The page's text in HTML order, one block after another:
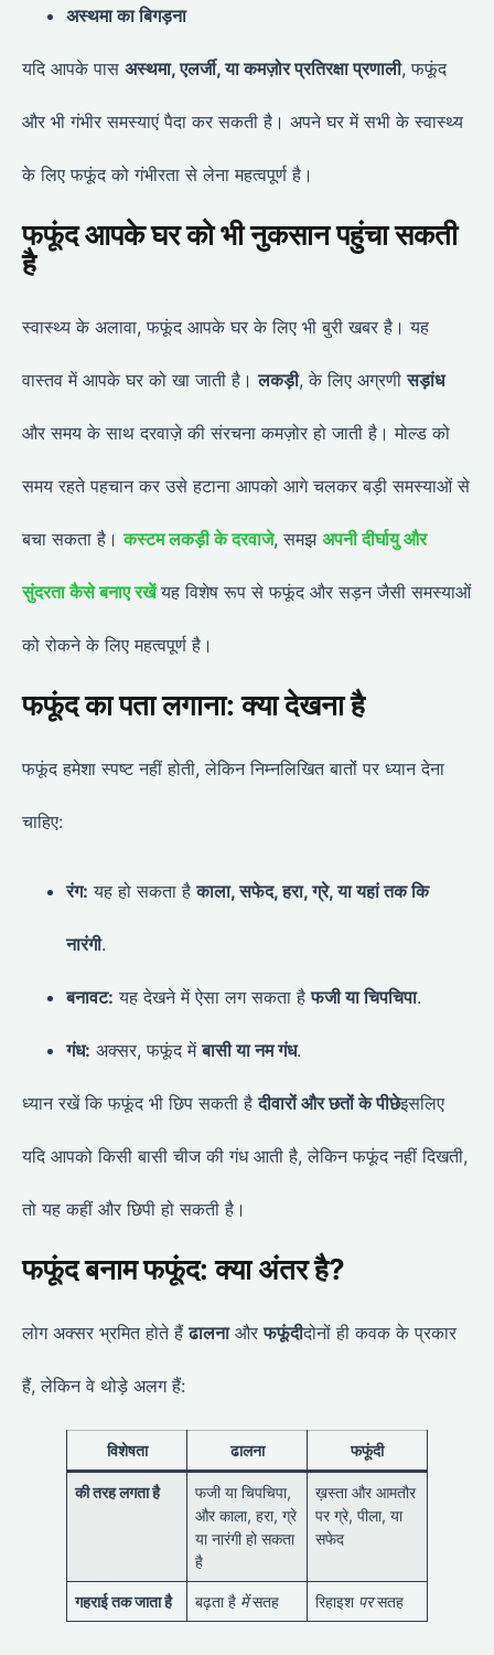
अस्थमा का बिगड़ना
यदि आपके पास अस्थमा, एलर्जी, या कमज़ोर प्रतिरक्षा प्रणाली, फफूंद
और भी गंभीर समस्याएं पैदा कर सकती है। अपने घर में सभी के स्वास्थ्य
के लिए फफूंद को गंभीरता से लेना महत्वपूर्ण है।
फफूंद आपके घर को भी नुकसान पहुंचा सकती
है
स्वास्थ्य के अलावा, फफूंद आपके घर के लिए भी बुरी खबर है। यह
वास्तव में आपके घर को खा जाती है।लकड़ी, के लिए अग्रणीसड़ांध
और समय के साथ दरवाज़े की संरचना कमज़ोर हो जाती है। मोल्ड को
समय रहते पहचान कर उसे हटाना आपको आगे चलकर बड़ी समस्याओं से
बचा सकता है।कस्टम लकड़ी के दरवाजे, समझ अपनी दीर्घायु और
सुंदरता कैसे बनाए रखेंयह विशेष रूप से फफूंद और सड़न जैसी समस्याओं
को रोकने के लिए महत्वपूर्ण है।
फफूंद का पता लगाना: क्या देखना है
फफूंद हमेशा स्पष्ट नहीं होती, लेकिन निम्नलिखित बातों पर ध्यान देना
चाहिए:
रंग: यह हो सकता हैकाला, सफेद, हरा, ग्रे, या यहां तक कि
नारंगी.
बनावट: यह देखने में ऐसा लग सकता हैफजी या चिपचिपा.
गंध: अक्सर, फफूंद मेंबासी या नम गंध.
ध्यान रखें कि फफूंद भी छिप सकती हैदीवारों और छतों के पीछेइसलिए
यदि आपको किसी बासी चीज की गंध आती है, लेकिन फफूंद नहीं दिखती,
तो यह कहीं और छिपी हो सकती है।
फफूंद बनाम फफूंद: क्या अंतर है?
लोग अक्सर भ्रमित होते हैंढालनाऔरफफूंदीदोनों ही कवक के प्रकार
हैं, लेकिन वे थोड़े अलग हैं:
विशेषता ढालना फफूंदी
की तरह लगता है
फजी या चिपचिपा,
और काला, हरा, ग्रे
या नारंगी हो सकता
है
ख़स्ता और आमतौर
पर ग्रे, पीला, या
सफेद
गहराई तक जाता है बढ़ता है मेंसतह रिहाइश परसतह